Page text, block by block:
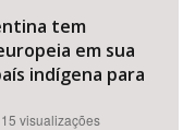
tem
em sua
indígena para
visualizações